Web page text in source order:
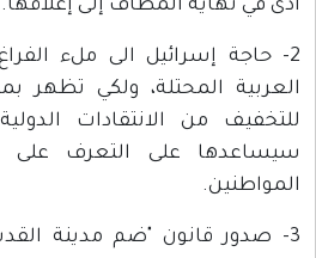
أدى في نهاية المطاف إلى إغلاقها.
2- حاجة إسرائيل الى ملء
العربية المحتلة، ولكي تظهر
للتخفيف من الانتقادات
سيساعدها على التعرف
المواطنين.
3- صدور قانون "ضم مدينة